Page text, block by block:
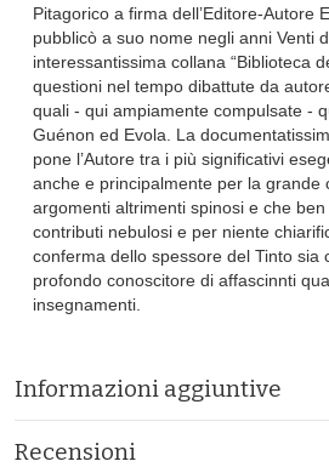
Pitagorico a firma dell’Editore-Autore
pubblicò a suo nome negli anni Venti
interessantissima collana “Biblioteca
questioni nel tempo dibattute da
quali - qui ampiamente compulsate -
Guénon ed Evola. La
pone l’Autore tra i più significativi
anche e principalmente per la grande
argomenti altrimenti spinosi e che
contributi nebulosi e per niente
conferma dello spessore del Tinto sia
profondo conoscitore di affascinnti
insegnamenti.
Informazioni aggiuntive
Recensioni